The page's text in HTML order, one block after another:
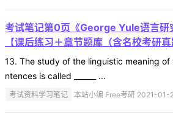
考试笔记第0页《George Yule语言研
【课后练习＋章节题库（含名校考研
13. The study of the linguistic meaning
ntences is called ______ ...
考试资料学习笔记 本站小编 Free考研 2021-01-